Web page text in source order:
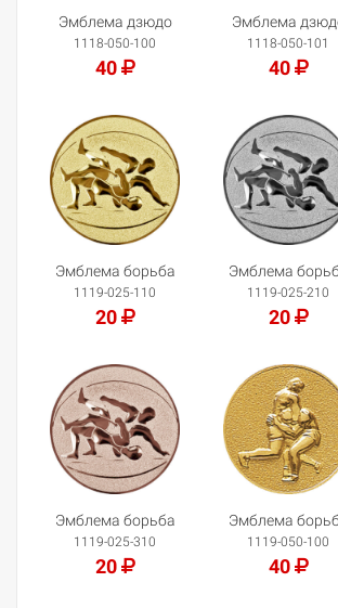
Эмблема дзюдо
1118-050-100
40
Добавить в корзину
Эмблема
1118-050-101
40
Добавить в
Эмблема борьба
1119-025-110
20
Добавить в корзину
Эмблема
1119-025-210
20
Добавить в
Эмблема борьба
1119-025-310
20
Эмблема
1119-050-100
40